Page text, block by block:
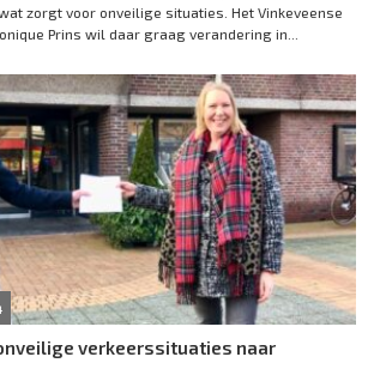
zorgt voor onveilige situaties. Het Vinkeveense
Prins wil daar graag verandering in...
verkeerssituaties naar